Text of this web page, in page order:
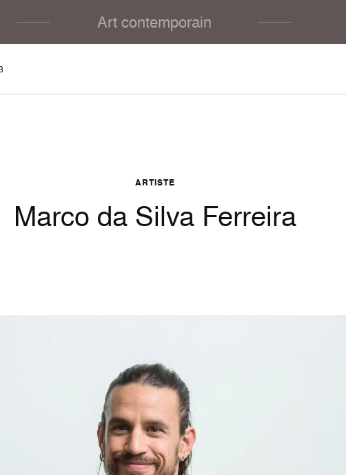
Art contemporain
ARTISTE
Marco da Silva Ferreira